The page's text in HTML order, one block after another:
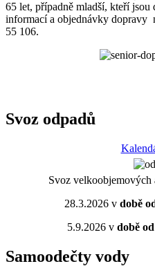
65 let, případně mladší, kteří
informací a objednávky dopravy
55 106.
Svoz odpadů
Svoz velkoobjemových
28.3.2026 vdobě
5.9.2026 vdobě od
Samoodečty vody